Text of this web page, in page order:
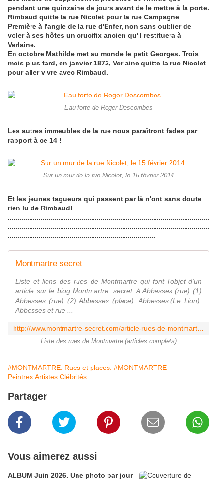
pendant une quinzaine de jours avant de le mettre à la porte.
Rimbaud quitte la rue Nicolet pour la rue Campagne
Première à l'angle de la rue d'Enfer, non sans oublier de
voler à ses hôtes un crucifix ancien qu'il restituera à
Verlaine.
En octobre Mathilde met au monde le petit Georges. Trois
mois plus tard, en janvier 1872, Verlaine quitte la rue Nicolet
pour aller vivre avec Rimbaud.
Eau forte de Roger Descombes
Les autres immeubles de la rue nous paraîtront fades par
rapport à ce 14 !
Sur un mur de la rue Nicolet, le 15 février 2014
Et les jeunes tagueurs qui passent par là n'ont sans doute
rien lu de Rimbaud!
........................................................................................................
........................................................................................................
............................................................................
Montmartre secret
Liste et liens des rues de Montmartre qui font l'objet d'un
article sur le blog Montmartre. secret. A Abbesses (rue) (1)
Abbesses (rue) (2) Abbesses (place). Abbesses.(Le Lion).
Abbesses et rue ...
Liste des rues de Montmartre (articles complets)
#MONTMARTRE. Rues et places. #MONTMARTRE
Peintres.Artistes.Clébrités
Partager
Vous aimerez aussi
ALBUM Juin 2026. Une photo par jour